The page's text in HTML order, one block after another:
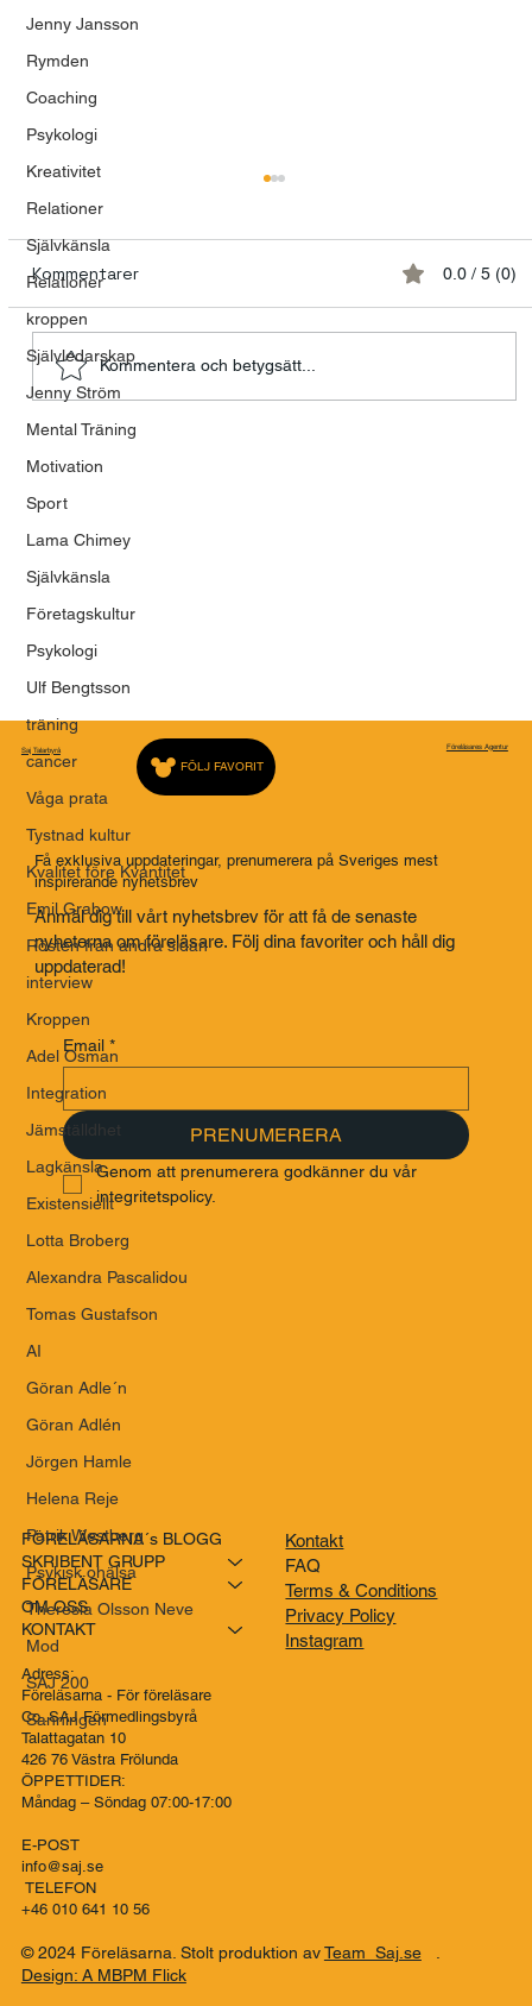
Jenny Jansson
Rymden
Coaching
Psykologi
Kreativitet
Relationer
Självkänsla
Relationer
kroppen
Självledarskap
Jenny Ström
Mental Träning
Motivation
Sport
Lama Chimey
Självkänsla
Företagskultur
Psykologi
Ulf Bengtsson
träning
cancer
Våga prata
Tystnad kultur
Kvalitet före Kvantitet
Emil Grabow
Rösten från andra sidan
interview
Kroppen
Adel Osman
Integration
Jämställdhet
Lagkänsla
Existensiellt
Lotta Broberg
Alexandra Pascalidou
Tomas Gustafson
AI
Göran Adle´n
Göran Adlén
Jörgen Hamle
Helena Reje
Patrik Westberg
Psykisk ohälsa
Theresia Olsson Neve
Mod
SAJ 200
Sanningen
Modet att våga vara mänsklig
Kommentarer 0.0 / 5 (0)
Kommentera och betygsätt...
Saj Talarbyrå Föreläsares Agentur
FÖLJ FAVORIT
Få exklusiva uppdateringar, prenumerera på Sveriges mest
inspirerande nyhetsbrev
Anmäl dig till vårt nyhetsbrev för att få de senaste
nyheterna om föreläsare. Följ dina favoriter och håll dig
uppdaterad!
Email *
PRENUMERERA
Genom att prenumerera godkänner du vår
integritetspolicy.
FÖRELÄSARNA´s BLOGG
SKRIBENT GRUPP
FÖRELÄSARE
OM OSS
KONTAKT
Adress:
Föreläsarna - För föreläsare
Co..SAJ Förmedlingsbyrå
Talattagatan 10
426 76 Västra Frölunda
ÖPPETTIDER:
Måndag – Söndag 07:00-17:00
E-POST
info@saj.se
TELEFON
+46 010 641 10 56
Kontakt
FAQ
Terms & Conditions
Privacy Policy
Instagram
© 2024 Föreläsarna. Stolt produktion avTeam Saj.se.
Design: A MBPM Flick